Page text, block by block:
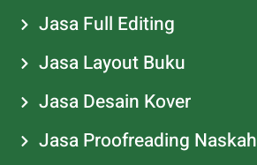
Jasa Full Editing
Jasa Layout Buku
Jasa Desain Kover
Jasa Proofreading Naskah